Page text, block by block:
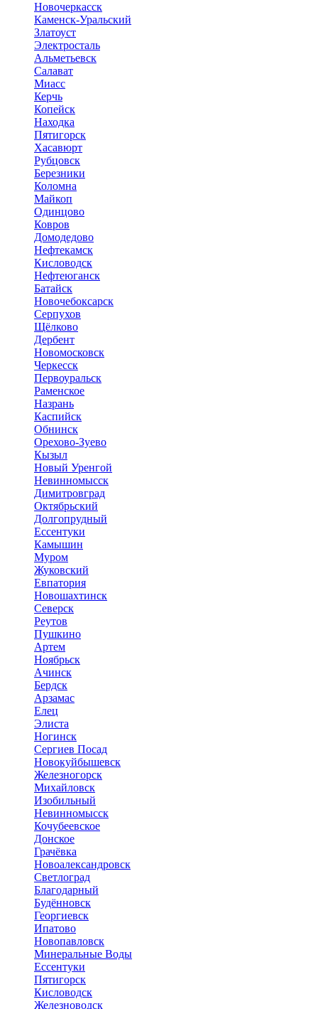
Новочеркасск
Каменск-Уральский
Златоуст
Электросталь
Альметьевск
Салават
Миасс
Керчь
Копейск
Находка
Пятигорск
Хасавюрт
Рубцовск
Березники
Коломна
Майкоп
Одинцово
Ковров
Домодедово
Нефтекамск
Кисловодск
Нефтеюганск
Батайск
Новочебоксарск
Серпухов
Щёлково
Дербент
Новомосковск
Черкесск
Первоуральск
Раменское
Назрань
Каспийск
Обнинск
Орехово-Зуево
Кызыл
Новый Уренгой
Невинномысск
Димитровград
Октябрьский
Долгопрудный
Ессентуки
Камышин
Муром
Жуковский
Евпатория
Новошахтинск
Северск
Реутов
Пушкино
Артем
Ноябрьск
Ачинск
Бердск
Арзамас
Елец
Элиста
Ногинск
Сергиев Посад
Новокуйбышевск
Железногорск
Михайловск
Изобильный
Невинномысск
Кочубеевское
Донское
Грачёвка
Новоалександровск
Светлоград
Благодарный
Будённовск
Георгиевск
Ипатово
Новопавловск
Минеральные Воды
Ессентуки
Пятигорск
Кисловодск
Железноводск